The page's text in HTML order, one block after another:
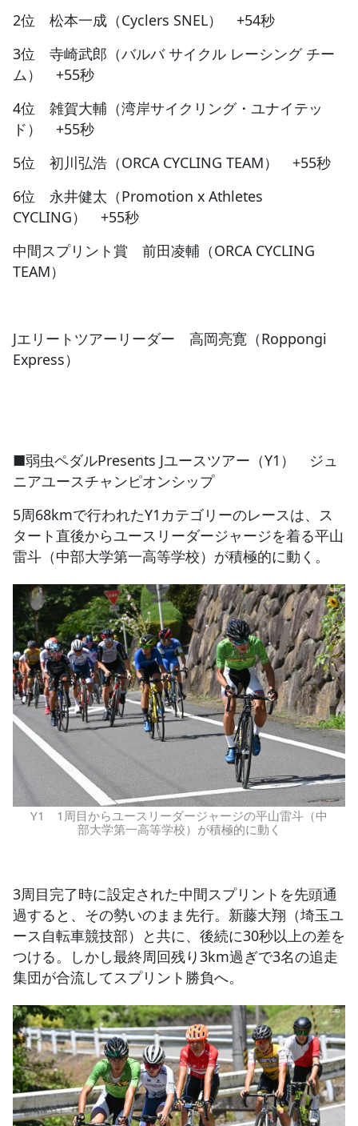
2位 松本一成（Cyclers SNEL） +54秒
3位 寺崎武郎（バルバ サイクル レーシング チー
ム） +55秒
4位 雑賀大輔（湾岸サイクリング・ユナイテッ
ド） +55秒
5位 初川弘浩（ORCA CYCLING TEAM） +55秒
6位 永井健太（Promotion x Athletes
CYCLING） +55秒
中間スプリント賞 前田凌輔（ORCA CYCLING
TEAM）
Jエリートツアーリーダー 高岡亮寛（Roppongi
Express）
■弱虫ペダルPresents Jユースツアー（Y1） ジュ
ニアユースチャンピオンシップ
5周68kmで行われたY1カテゴリーのレースは、ス
タート直後からユースリーダージャージを着る平山
雷斗（中部大学第一高等学校）が積極的に動く。
Y1 1周目からユースリーダージャージの平山雷斗（中
部大学第一高等学校）が積極的に動く
3周目完了時に設定された中間スプリントを先頭通
過すると、その勢いのまま先行。新藤大翔（埼玉ユ
ース自転車競技部）と共に、後続に30秒以上の差を
つける。しかし最終周回残り3km過ぎで3名の追走
集団が合流してスプリント勝負へ。